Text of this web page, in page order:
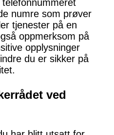
numre som prøver
tjenester på en
oppmerksom på
opplysninger
du er sikker på
ved